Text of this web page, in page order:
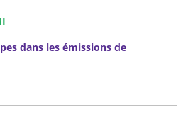
dans les émissions de